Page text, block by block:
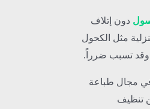
دون إتلاف
مثل الكحول
وقد تسبب ضرراً.
في مجال طباعة
تنظيف